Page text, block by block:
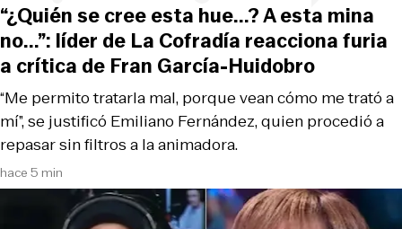
hace 5 min
“Me permito tratarla mal, porque vean cómo me trató a
mí”, se justificó Emiliano Fernández, quien procedió a
repasar sin filtros a la animadora.
“¿Quién se cree esta hue...? A esta mina
no...”: líder de La Cofradía reacciona furia
a crítica de Fran García-Huidobro